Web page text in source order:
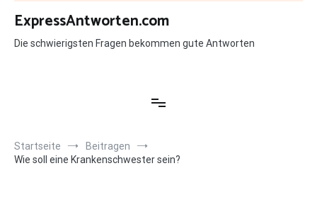
Zum
Inhalt
springen
ExpressAntworten.com
Die schwierigsten Fragen bekommen gute Antworten
Startseite
Beitragen
Wie soll eine Krankenschwester sein?